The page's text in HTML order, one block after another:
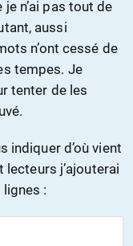
n’ai pas tout de
aussi
n’ont cessé de
tempes. Je
tenter de les
indiquer d’où vient
j’ajouterai
: